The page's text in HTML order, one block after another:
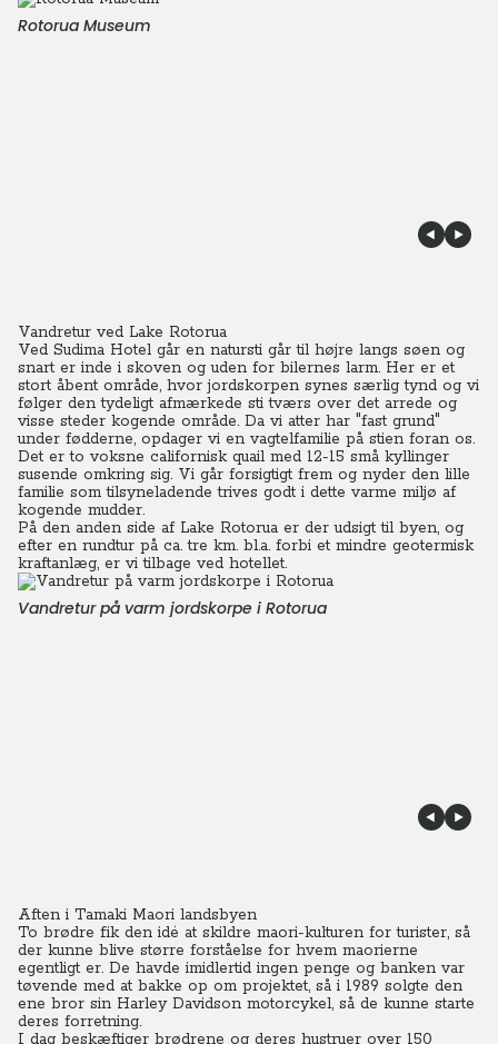
Rotorua Museum
Vandretur ved Lake Rotorua
Ved Sudima Hotel går en natursti går til højre langs søen og
snart er inde i skoven og uden for bilernes larm. Her er et
stort åbent område, hvor jordskorpen synes særlig tynd og vi
følger den tydeligt afmærkede sti tværs over det arrede og
visse steder kogende område. Da vi atter har "fast grund"
under fødderne, opdager vi en vagtelfamilie på stien foran os.
Det er to voksne californisk quail med 12-15 små kyllinger
susende omkring sig. Vi går forsigtigt frem og nyder den lille
familie som tilsyneladende trives godt i dette varme miljø af
kogende mudder.
På den anden side af Lake Rotorua er der udsigt til byen, og
efter en rundtur på ca. tre km. bl.a. forbi et mindre geotermisk
kraftanlæg, er vi tilbage ved hotellet.
Vandretur på varm jordskorpe i Rotorua
Aften i Tamaki Maori landsbyen
To brødre fik den idé at skildre maori-kulturen for turister, så
der kunne blive større forståelse for hvem maorierne
egentligt er. De havde imidlertid ingen penge og banken var
tøvende med at bakke op om projektet, så i 1989 solgte den
ene bror sin Harley Davidson motorcykel, så de kunne starte
deres forretning.
I dag beskæftiger brødrene og deres hustruer over 150